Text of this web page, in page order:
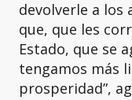
devolverle a los
que, que les
Estado, que se
tengamos más
prosperidad”,